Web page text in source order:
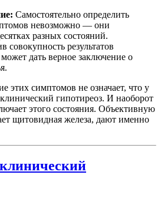
Самостоятельно определить
невозможно — они
разных состояний.
совокупность результатов
дать верное заключение о
этих симптомов не означает, что у
гипотиреоз. И наоборот
этого состояния. Объективную
щитовидная железа, дают именно